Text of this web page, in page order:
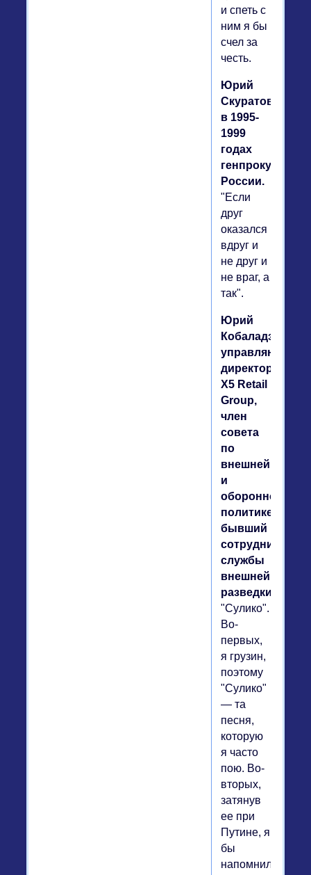
и спеть с
ним я бы
счел за
честь.
Юрий
Скуратов,
в 1995-
1999
годах
генпрокурор
России.
"Если
друг
оказался
вдруг и
не друг и
не враг, а
так".
Юрий
Кобаладзе,
управляющий
директор
X5 Retail
Group,
член
совета
по
внешней
и
оборонной
политике,
бывший
сотрудник
службы
внешней
разведки.
"Сулико".
Во-
первых,
я грузин,
поэтому
"Сулико"
— та
песня,
которую
я часто
пою. Во-
вторых,
затянув
ее при
Путине, я
бы
напомнил